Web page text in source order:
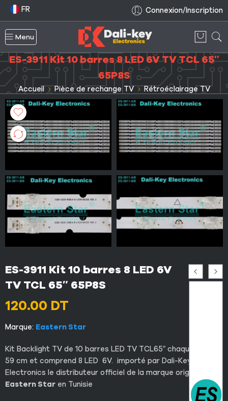
FR Connexion/Inscription
Menu
ES-3911 Kit 10 barres 8 LED 6V TV TCL 65″
65P8S
Accueil Pièce de rechange TV Rétroéclairage TV
ES-3911 Kit 10 barres 8 LED 6V
TV TCL 65″ 65P8S
120.00 DT
Marque: Eastern Star
Kit Backlight TV de 10 barres LED TV TCL65″ chaque barre
59 cm et comprend 8 LED 6V. importé par Dali-Key
Electronics le distributeur officiel de la marque original
Eastern Star en Tunisie